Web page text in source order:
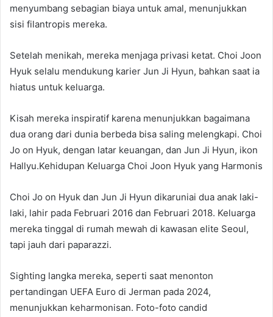
menyumbang sebagian biaya untuk amal, menunjukkan
sisi filantropis mereka.
Setelah menikah, mereka menjaga privasi ketat. Choi Joon
Hyuk selalu mendukung karier Jun Ji Hyun, bahkan saat ia
hiatus untuk keluarga.
Kisah mereka inspiratif karena menunjukkan bagaimana
dua orang dari dunia berbeda bisa saling melengkapi. Choi
Jo on Hyuk, dengan latar keuangan, dan Jun Ji Hyun, ikon
Hallyu.Kehidupan Keluarga Choi Joon Hyuk yang Harmonis
Choi Jo on Hyuk dan Jun Ji Hyun dikaruniai dua anak laki-
laki, lahir pada Februari 2016 dan Februari 2018. Keluarga
mereka tinggal di rumah mewah di kawasan elite Seoul,
tapi jauh dari paparazzi.
Sighting langka mereka, seperti saat menonton
pertandingan UEFA Euro di Jerman pada 2024,
menunjukkan keharmonisan. Foto-foto candid